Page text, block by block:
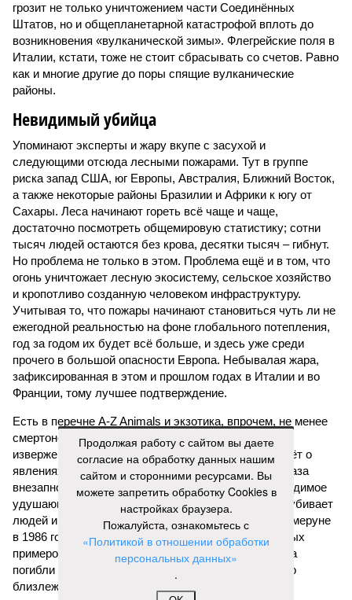
грозит не только уничтожением части Соединённых
Штатов, но и общепланетарной катастрофой вплоть до
возникновения «вулканической зимы». Флегрейские поля в
Италии, кстати, тоже не стоит сбрасывать со счетов. Равно
как и многие другие до поры спящие вулканические
районы.
Невидимый убийца
Упоминают эксперты и жару вкупе с засухой и
следующими отсюда лесными пожарами. Тут в группе
риска запад США, юг Европы, Австралия, Ближний Восток,
а также некоторые районы Бразилии и Африки к югу от
Сахары. Леса начинают гореть всё чаще и чаще,
достаточно посмотреть общемировую статистику; сотни
тысяч людей остаются без крова, десятки тысяч – гибнут.
Но проблема не только в этом. Проблема ещё и в том, что
огонь уничтожает лесную экосистему, сельское хозяйство
и кропотливо созданную человеком инфраструктуру.
Учитывая то, что пожары начинают становиться чуть ли не
ежегодной реальностью на фоне глобального потепления,
год за годом их будет всё больше, и здесь уже среди
прочего в большой опасности Европа. Небывалая жара,
зафиксированная в этом и прошлом годах в Италии и во
Франции, тому лучшее подтверждение.
Есть в перечне A-Z Animals и экзотика, впрочем, не менее
смертоносная. Это, в частности, «лимнические
извержения», о которых мало кто слышал. Речь идёт о
явлениях, когда большое количество углекислого газа
внезапно вырывается из глубин озёр, образуя невидимое
удушающее газовое облако, которое безжалостно убивает
людей и животных. Катастрофа на озере Ньос в Камеруне
в 1986 году остаётся одним из наиболее чудовищных
примеров: более 1700 человек и тысячи голов скота
погибли из-за внезапного выброса CO₂, накрывшего
близлежащие деревни.
Продолжая работу с сайтом вы даете
согласие на обработку данных нашим
сайтом и сторонними ресурсами. Вы
можете запретить обработку Cookies в
настройках браузера.
Пожалуйста, ознакомьтесь с
«Политикой в отношении обработки
персональных данных»
.